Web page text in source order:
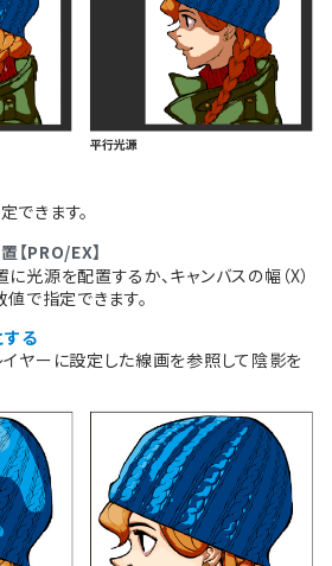
できます。
【PRO/EX】
光源を配置するか、キャンバスの幅（X）
値で指定できます。
る
イヤーに設定した線画を参照して陰影を